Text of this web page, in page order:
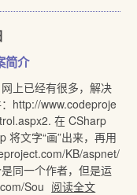
简介
上已经有很多，解决
http://www.codeproje
在 CSharp
将文字“画”出来，再用
KB/aspnet/
同一个作者，但是运
Sou 阅读全文